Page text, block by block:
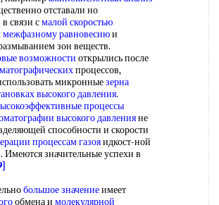
отставали но
связи смалой скоростью
межфазному равновесиюи
зон веществ.
возможности открылись после
процессов,
микронныезерна
высокого давления.
процессы
высокого давленияне
способности и скорости
процессам газояидкост-ной
Имеются значительные успехи в
большое значениеимеет
обмена и молекулярной